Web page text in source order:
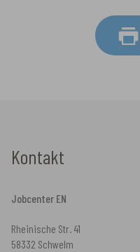
Kontakt
Jobcenter EN
Rheinische Str. 41
58332 Schwelm